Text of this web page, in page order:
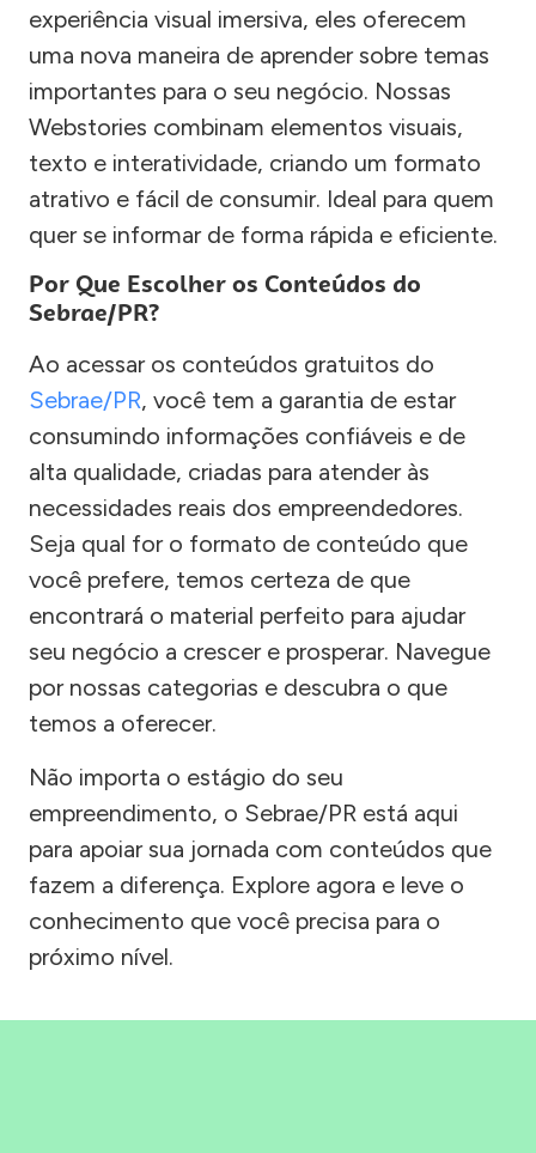
experiência visual imersiva, eles oferecem
uma nova maneira de aprender sobre temas
importantes para o seu negócio. Nossas
Webstories combinam elementos visuais,
texto e interatividade, criando um formato
atrativo e fácil de consumir. Ideal para quem
quer se informar de forma rápida e eficiente.
Por Que Escolher os Conteúdos do
Sebrae/PR?
Ao acessar os conteúdos gratuitos do
Sebrae/PR, você tem a garantia de estar
consumindo informações confiáveis e de
alta qualidade, criadas para atender às
necessidades reais dos empreendedores.
Seja qual for o formato de conteúdo que
você prefere, temos certeza de que
encontrará o material perfeito para ajudar
seu negócio a crescer e prosperar. Navegue
por nossas categorias e descubra o que
temos a oferecer.
Não importa o estágio do seu
empreendimento, o Sebrae/PR está aqui
para apoiar sua jornada com conteúdos que
fazem a diferença. Explore agora e leve o
conhecimento que você precisa para o
próximo nível.